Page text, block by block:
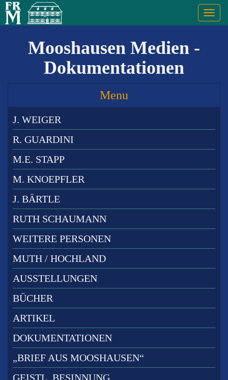
Mooshausen Medien -
Dokumentationen
Menu
J. WEIGER
R. GUARDINI
M.E. STAPP
M. KNOEPFLER
J. BÄRTLE
RUTH SCHAUMANN
WEITERE PERSONEN
MUTH / HOCHLAND
AUSSTELLUNGEN
BÜCHER
ARTIKEL
DOKUMENTATIONEN
„BRIEF AUS MOOSHAUSEN“
GEISTL. BESINNUNG